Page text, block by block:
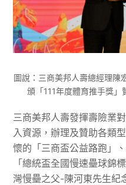
圖說：三商美邦人壽總經理陳
頒「111年度體育推手獎」
三商美邦人壽發揮壽險業
入資源，辦理及贊助各類
懷的「三商盃公益路跑」
「總統盃全國慢速壘球錦
灣慢壘之父-陳河東先生紀